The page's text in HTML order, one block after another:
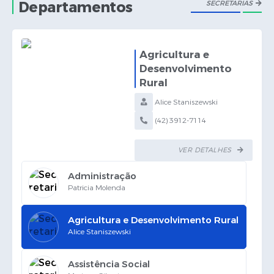
Agenda
Briefing de Ações, Divulgações e Eventos
Solicitação de Remoção: Instituições Escolares
Contato
Telefones Úteis
Departamentos
SECRETARIAS
Agricultura e
Desenvolvimento
Rural
Alice Staniszewski
(42) 3912-7114
VER DETALHES
> Administração
Patricia Molenda
> Agricultura e Desenvolvimento Rural
Alice Staniszewski
> Assistência Social